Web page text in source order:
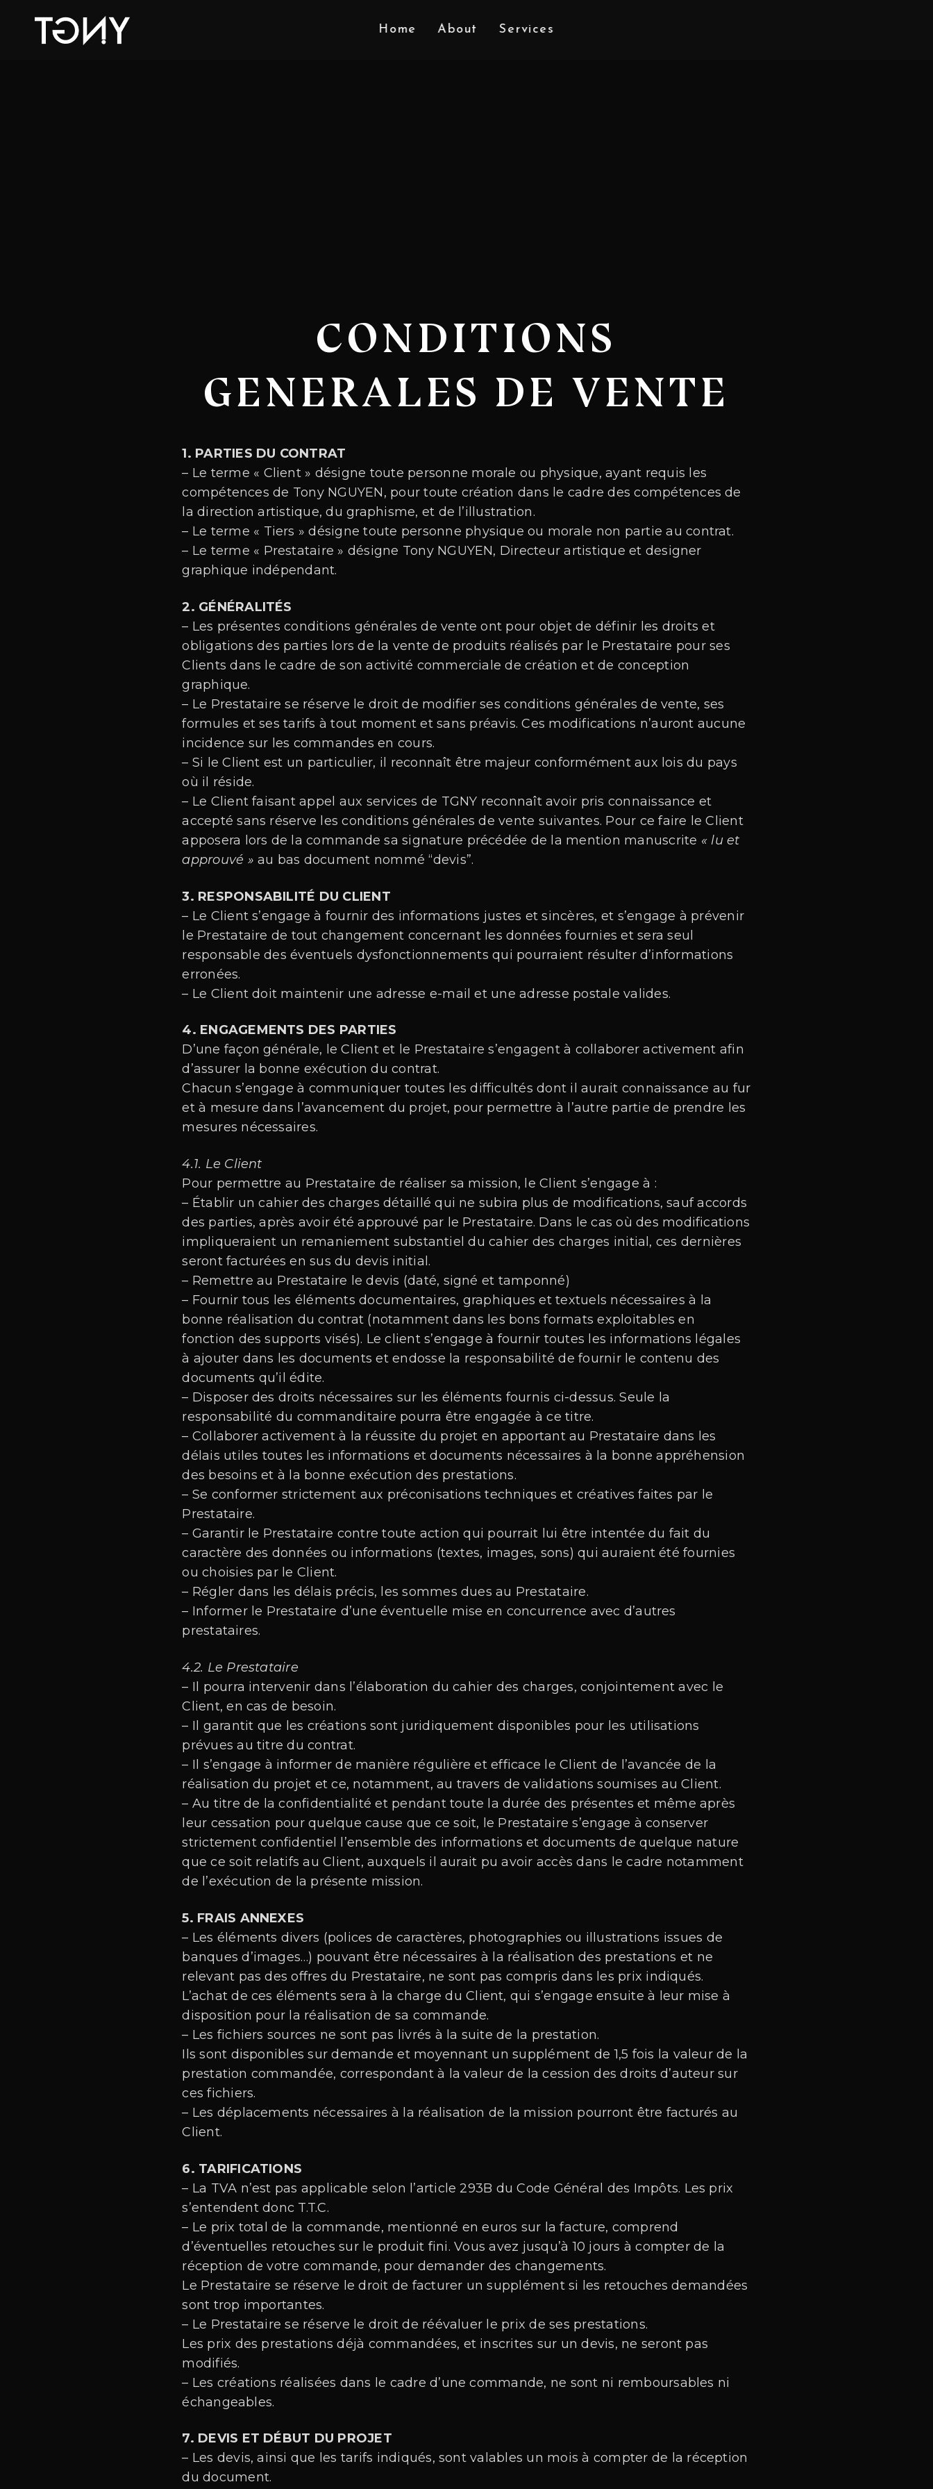
Home About Services
CONDITIONS
GENERALES DE VENTE
1. PARTIES DU CONTRAT
– Le terme « Client » désigne toute personne morale ou physique, ayant requis les
compétences de Tony NGUYEN, pour toute création dans le cadre des compétences de
la direction artistique, du graphisme, et de l’illustration.
– Le terme « Tiers » désigne toute personne physique ou morale non partie au contrat.
– Le terme « Prestataire » désigne Tony NGUYEN, Directeur artistique et designer
graphique indépendant.
2. GÉNÉRALITÉS
– Les présentes conditions générales de vente ont pour objet de définir les droits et
obligations des parties lors de la vente de produits réalisés par le Prestataire pour ses
Clients dans le cadre de son activité commerciale de création et de conception
graphique.
– Le Prestataire se réserve le droit de modifier ses conditions générales de vente, ses
formules et ses tarifs à tout moment et sans préavis. Ces modifications n’auront aucune
incidence sur les commandes en cours.
– Si le Client est un particulier, il reconnaît être majeur conformément aux lois du pays
où il réside.
– Le Client faisant appel aux services de TGNY reconnaît avoir pris connaissance et
accepté sans réserve les conditions générales de vente suivantes. Pour ce faire le Client
apposera lors de la commande sa signature précédée de la mention manuscrite « lu et
approuvé » au bas document nommé “devis”.
3. RESPONSABILITÉ DU CLIENT
– Le Client s’engage à fournir des informations justes et sincères, et s’engage à prévenir
le Prestataire de tout changement concernant les données fournies et sera seul
responsable des éventuels dysfonctionnements qui pourraient résulter d’informations
erronées.
– Le Client doit maintenir une adresse e-mail et une adresse postale valides.
4. ENGAGEMENTS DES PARTIES
D’une façon générale, le Client et le Prestataire s’engagent à collaborer activement afin
d’assurer la bonne exécution du contrat.
Chacun s’engage à communiquer toutes les difficultés dont il aurait connaissance au fur
et à mesure dans l’avancement du projet, pour permettre à l’autre partie de prendre les
mesures nécessaires.
4.1. Le Client
Pour permettre au Prestataire de réaliser sa mission, le Client s’engage à :
– Établir un cahier des charges détaillé qui ne subira plus de modifications, sauf accords
des parties, après avoir été approuvé par le Prestataire. Dans le cas où des modifications
impliqueraient un remaniement substantiel du cahier des charges initial, ces dernières
seront facturées en sus du devis initial.
– Remettre au Prestataire le devis (daté, signé et tamponné)
– Fournir tous les éléments documentaires, graphiques et textuels nécessaires à la
bonne réalisation du contrat (notamment dans les bons formats exploitables en
fonction des supports visés). Le client s’engage à fournir toutes les informations légales
à ajouter dans les documents et endosse la responsabilité de fournir le contenu des
documents qu’il édite.
– Disposer des droits nécessaires sur les éléments fournis ci-dessus. Seule la
responsabilité du commanditaire pourra être engagée à ce titre.
– Collaborer activement à la réussite du projet en apportant au Prestataire dans les
délais utiles toutes les informations et documents nécessaires à la bonne appréhension
des besoins et à la bonne exécution des prestations.
– Se conformer strictement aux préconisations techniques et créatives faites par le
Prestataire.
– Garantir le Prestataire contre toute action qui pourrait lui être intentée du fait du
caractère des données ou informations (textes, images, sons) qui auraient été fournies
ou choisies par le Client.
– Régler dans les délais précis, les sommes dues au Prestataire.
– Informer le Prestataire d’une éventuelle mise en concurrence avec d’autres
prestataires.
4.2. Le Prestataire
– Il pourra intervenir dans l’élaboration du cahier des charges, conjointement avec le
Client, en cas de besoin.
– Il garantit que les créations sont juridiquement disponibles pour les utilisations
prévues au titre du contrat.
– Il s’engage à informer de manière régulière et efficace le Client de l’avancée de la
réalisation du projet et ce, notamment, au travers de validations soumises au Client.
– Au titre de la confidentialité et pendant toute la durée des présentes et même après
leur cessation pour quelque cause que ce soit, le Prestataire s’engage à conserver
strictement confidentiel l’ensemble des informations et documents de quelque nature
que ce soit relatifs au Client, auxquels il aurait pu avoir accès dans le cadre notamment
de l’exécution de la présente mission.
5. FRAIS ANNEXES
– Les éléments divers (polices de caractères, photographies ou illustrations issues de
banques d’images…) pouvant être nécessaires à la réalisation des prestations et ne
relevant pas des offres du Prestataire, ne sont pas compris dans les prix indiqués.
L’achat de ces éléments sera à la charge du Client, qui s’engage ensuite à leur mise à
disposition pour la réalisation de sa commande.
– Les fichiers sources ne sont pas livrés à la suite de la prestation.
Ils sont disponibles sur demande et moyennant un supplément de 1,5 fois la valeur de la
prestation commandée, correspondant à la valeur de la cession des droits d’auteur sur
ces fichiers.
– Les déplacements nécessaires à la réalisation de la mission pourront être facturés au
Client.
6. TARIFICATIONS
– La TVA n’est pas applicable selon l’article 293B du Code Général des Impôts. Les prix
s’entendent donc T.T.C.
– Le prix total de la commande, mentionné en euros sur la facture, comprend
d’éventuelles retouches sur le produit fini. Vous avez jusqu’à 10 jours à compter de la
réception de votre commande, pour demander des changements.
Le Prestataire se réserve le droit de facturer un supplément si les retouches demandées
sont trop importantes.
– Le Prestataire se réserve le droit de réévaluer le prix de ses prestations.
Les prix des prestations déjà commandées, et inscrites sur un devis, ne seront pas
modifiés.
– Les créations réalisées dans le cadre d’une commande, ne sont ni remboursables ni
échangeables.
7. DEVIS ET DÉBUT DU PROJET
– Les devis, ainsi que les tarifs indiqués, sont valables un mois à compter de la réception
du document.